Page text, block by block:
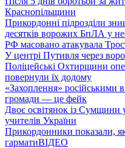
Краснопільщини
Прикордонні підрозділи
десятків ворожих БпЛА у
РФ масовано атакувала
У центрі Путивля через
Поліцейські Охтирщини
повернули їх додому
«Захоплення» російськими
громади — це фейк
Двоє освітянок із
учителів України
Прикордонники показали,
гарматиВІДЕО